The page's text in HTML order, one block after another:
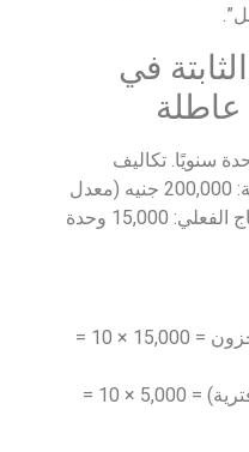
الثابتة في
عاطلة
إنتاجية عادية: 20,000 وحدة سنويًا. تكاليف
صناعية غير مباشرة ثابتة فعلية: 200,000 جنيه (معدل
تحميل 10 جنيهات/وحدة). الإنتاج الفعلي: 15,000 وحدة
× 10 =
× 10 =